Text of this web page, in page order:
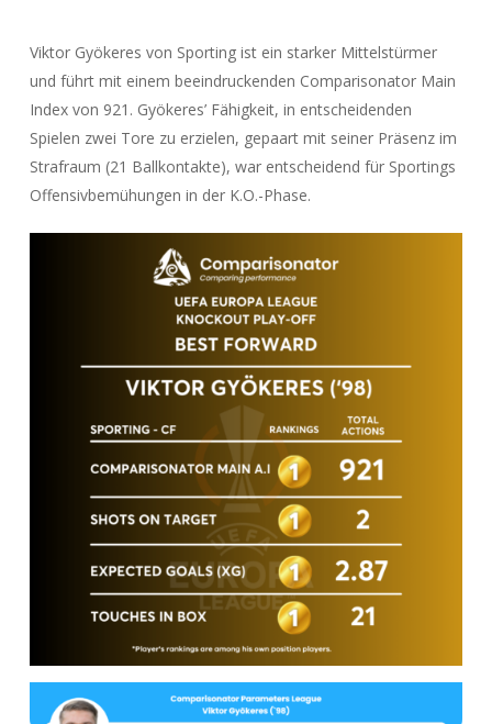
Viktor Gyökeres von Sporting ist ein starker Mittelstürmer
und führt mit einem beeindruckenden Comparisonator Main
Index von 921. Gyökeres’ Fähigkeit, in entscheidenden
Spielen zwei Tore zu erzielen, gepaart mit seiner Präsenz im
Strafraum (21 Ballkontakte), war entscheidend für Sportings
Offensivbemühungen in der K.O.-Phase.